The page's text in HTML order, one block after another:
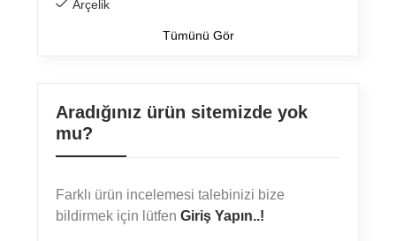
Arçelik
Tümünü Gör
Aradığınız ürün sitemizde yok
mu?
Farklı ürün incelemesi talebinizi bize
bildirmek için lütfen Giriş Yapın..!